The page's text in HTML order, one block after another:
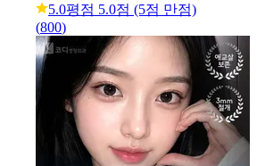
5.0평점 5.0점 (5점 만점)
(800)